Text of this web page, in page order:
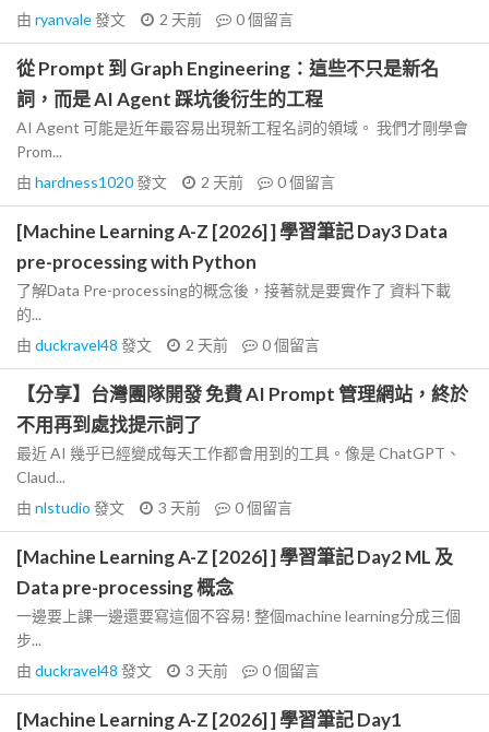
由 ryanvale發文 2 天前 0個留言
從 Prompt 到 Graph Engineering：這些不只是新名
詞，而是 AI Agent 踩坑後衍生的工程
AI Agent 可能是近年最容易出現新工程名詞的領域。 我們才剛學會
Prom...
由 hardness1020發文 2 天前 0個留言
[Machine Learning A-Z [2026] ] 學習筆記 Day3 Data
pre-processing with Python
了解Data Pre-processing的概念後，接著就是要實作了 資料下載
的...
由 duckravel48 發文 2 天前 0個留言
【分享】台灣團隊開發 免費 AI Prompt 管理網站，終於
不用再到處找提示詞了
最近 AI 幾乎已經變成每天工作都會用到的工具。像是 ChatGPT、
Claud...
由 nlstudio 發文 3 天前 0個留言
[Machine Learning A-Z [2026] ] 學習筆記 Day2 ML 及
Data pre-processing 概念
一邊要上課一邊還要寫這個不容易! 整個machine learning分成三個
步...
由 duckravel48 發文 3 天前 0個留言
[Machine Learning A-Z [2026] ] 學習筆記 Day1